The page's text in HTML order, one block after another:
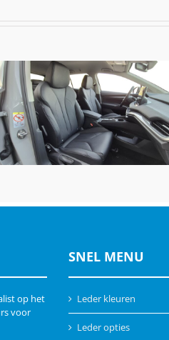
Skoda Elroq, Alba Buffalino A-
0500 Zwart
op het
voor
SNEL MENU
Leder kleuren
Leder opties